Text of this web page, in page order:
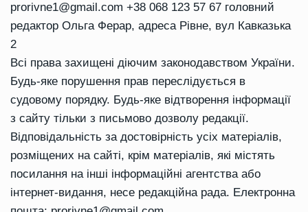
prorivne1@gmail.com +38 068 123 57 67 головний
редактор Ольга Ферар, адреса Рівне, вул Кавказька
2
Всі права захищені діючим законодавством України.
Будь-яке порушення прав переслідується в
судовому порядку. Будь-яке відтворення інформації
з сайту тільки з письмово дозволу редакції.
Відповідальність за достовірність усіх матеріалів,
розміщених на сайті, крім матеріалів, які містять
посилання на інші інформаційні агентства або
інтернет-видання, несе редакційна рада. Електронна